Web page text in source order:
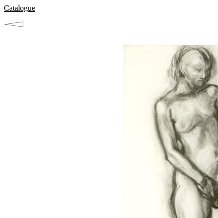
Catalogue